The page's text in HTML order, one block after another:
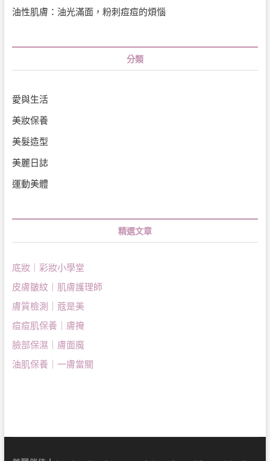
油性肌膚：油光滿面，粉刺痘痘的煩惱
分類
愛與生活
美妝保養
美髮造型
美麗日誌
運動美體
精選文章
底妝｜彩妝小學堂
皮膚皺紋｜肌膚護理師
膚質檢測｜蔻是美
痘痘肌保養｜膚掩
臉部保濕｜膚面魔
油肌保養｜一膚當關